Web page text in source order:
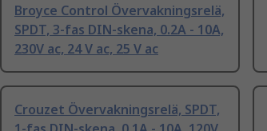
Broyce Control Övervakningsrelä,
SPDT, 3-fas DIN-skena, 0.2A - 10A,
230V ac, 24 V ac, 25 V ac
Crouzet Övervakningsrelä, SPDT,